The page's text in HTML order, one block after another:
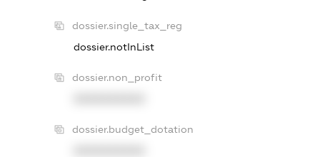
dossier.single_tax_reg
dossier.notInList
dossier.non_profit
dossier.budget_dotation